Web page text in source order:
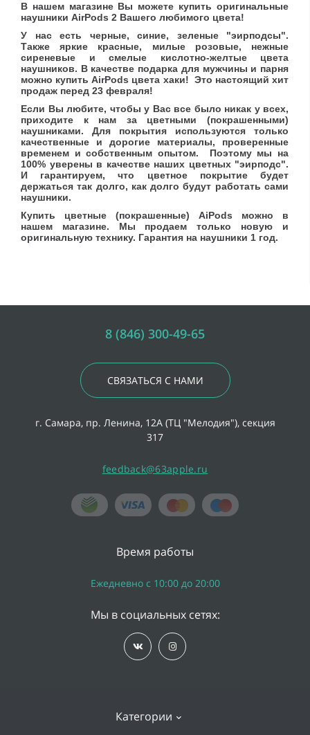
В нашем магазине Вы можете купить оригинальные
наушники AirPods 2 Вашего любимого цвета!
У нас есть черные, синие, зеленые "эирподсы".
Также яркие красные, милые розовые, нежные
сиреневые и смелые кислотно-желтые цвета
наушников. В качестве подарка для мужчины и парня
можно купить AirPods цвета хаки! Это настоящий хит
продаж перед 23 февраля!
Если Вы любите, чтобы у Вас все было никак у всех,
приходите к нам за цветными (покрашенными)
наушниками. Для покрытия используются только
качественные и дорогие материалы, проверенные
временем и собственным опытом. Поэтому мы на
100% уверены в качестве наших цветных "эирподс".
И гарантируем, что цветное покрытие будет
держаться так долго, как долго будут работать сами
наушники.
Купить цветные (покрашенные) AiPods можно в
нашем магазине. Мы продаем только новую и
оригинальную технику. Гарантия на наушники 1 год.
8 (846) 300-49-65
СВЯЗАТЬСЯ С НАМИ
г. Самара, пр. Ленина, 12А (ТЦ "Мелодия"), секция
317
feedback@63apple.ru
Категории
Время работы
Ежедневно с 10:00 до 20:00
Мы в социальных сетях: